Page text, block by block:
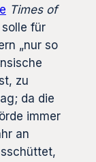
Times of
für
„nur so
zu
da die
immer
an